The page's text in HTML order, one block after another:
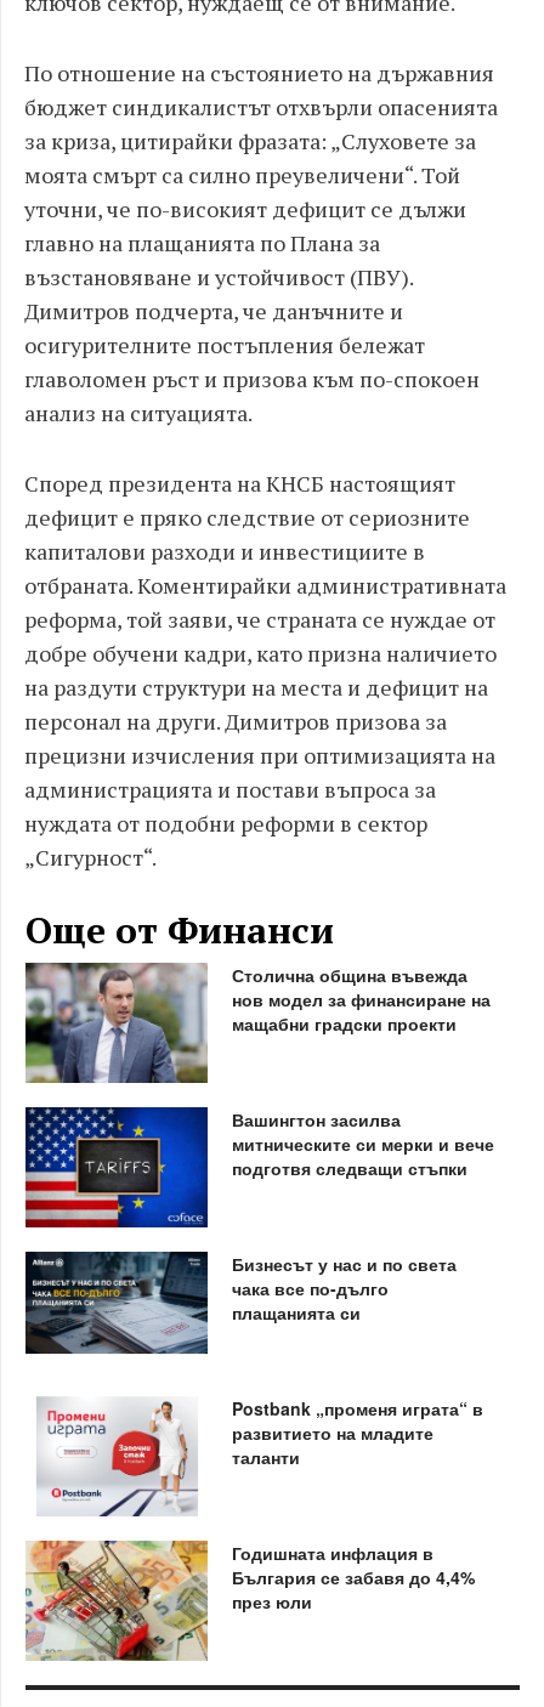
По отношение на състоянието на държавния
бюджет синдикалистът отхвърли опасенията
за криза, цитирайки фразата: „Слуховете за
моята смърт са силно преувеличени“. Той
уточни, че по-високият дефицит се дължи
главно на плащанията по Плана за
възстановяване и устойчивост (ПВУ).
Димитров подчерта, че данъчните и
осигурителните постъпления бележат
главоломен ръст и призова към по-спокоен
анализ на ситуацията.
Според президента на КНСБ настоящият
дефицит е пряко следствие от сериозните
капиталови разходи и инвестициите в
отбраната. Коментирайки административната
реформа, той заяви, че страната се нуждае от
добре обучени кадри, като призна наличието
на раздути структури на места и дефицит на
персонал на други. Димитров призова за
прецизни изчисления при оптимизацията на
администрацията и постави въпроса за
нуждата от подобни реформи в сектор
„Сигурност“.
Още от Финанси
Столична община въвежда
нов модел за финансиране на
мащабни градски проекти
Вашингтон засилва
митническите си мерки и вече
подготвя следващи стъпки
Бизнесът у нас и по света
чака все по-дълго
плащанията си
Postbank „променя играта“ в
развитието на младите
таланти
Годишната инфлация в
България се забавя до 4,4%
през юли